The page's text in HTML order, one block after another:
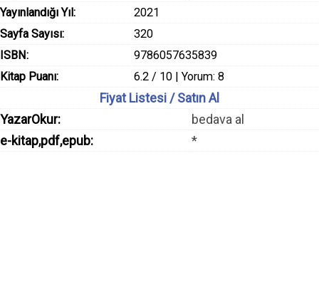
Yayınlandığı Yıl:
2021
Sayfa Sayısı:
320
ISBN:
9786057635839
Kitap Puanı:
6.2 / 10 | Yorum: 8
Fiyat Listesi / Satın Al
YazarOkur:
bedava al
e-kitap,pdf,epub:
*